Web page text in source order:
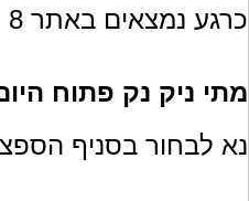
כרגע נמצאים באתר 8 סניפים ופרטיהם
מתי ניק נק פתוח
נא לבחור בסניף